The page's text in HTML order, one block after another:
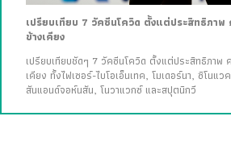
เปรียบเทียบ 7 วัคซีนโควิด ตั้งแต่ประสิทธิภาพ
ข้างเคียง
เปรียบเทียบชัดๆ 7 วัคซีนโควิด ตั้งแต่ประสิทธิภาพ
เคียง ทั้งไฟเซอร์-ไบโอเอ็นเทค, โมเดอร์นา, ซิโนแ
สันแอนด์จอห์นสัน, โนวาแวกซ์ และสปุตนิกวี